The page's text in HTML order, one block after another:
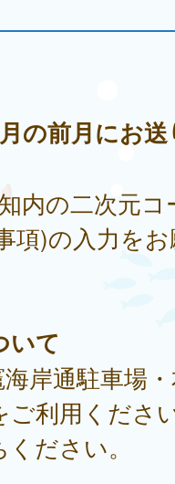
の前月にお送
内の二次元コ
項)の入力を
いて
岸通駐車場
ご利用くださ
ださい。